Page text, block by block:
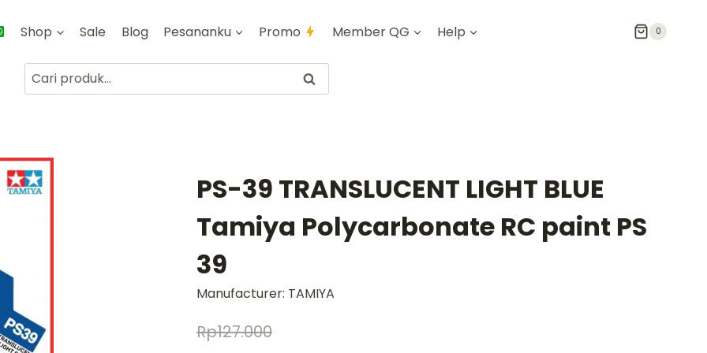
Shop Sale Blog Pesananku Promo Member QG Help 0
Pencarian
untuk:
Cari
PS-39 TRANSLUCENT LIGHT BLUE
Tamiya Polycarbonate RC paint PS
39
Manufacturer: TAMIYA
Rp127.000